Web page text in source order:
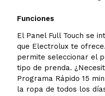
Funciones
El Panel Full Touch se
que Electrolux te
permite seleccionar el
tipo de prenda.
Programa Rápido 15
la ropa de todos los